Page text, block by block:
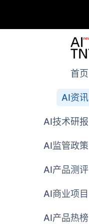
首页
AI资讯
AI技术研报
AI监管政策
AI产品测评
AI商业项目
AI产品热榜